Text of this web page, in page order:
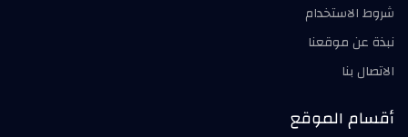
شروط الاستخدام
نبذة عن موقعنا
الاتصال بنا
أقسام الموقع